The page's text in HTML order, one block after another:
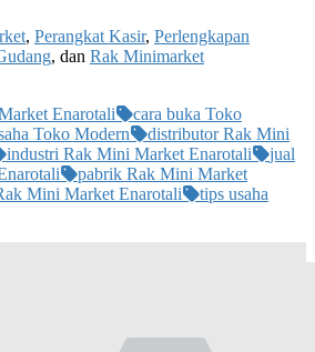
, Perangkat Kasir, Perlengkapan
, dan Rak Minimarket
Enarotali
cara buka Toko
Toko Modern
distributor Rak Mini
industri Rak Mini Market Enarotali
jual
pabrik Rak Mini Market
Mini Market Enarotali
tips usaha